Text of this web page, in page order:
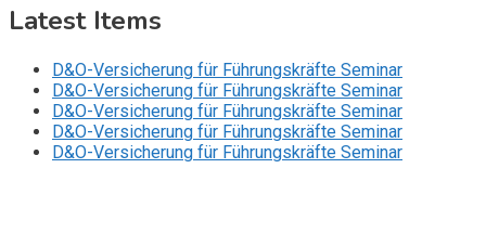
Latest Items
D&O-Versicherung für Führungskräfte Seminar
D&O-Versicherung für Führungskräfte Seminar
D&O-Versicherung für Führungskräfte Seminar
D&O-Versicherung für Führungskräfte Seminar
D&O-Versicherung für Führungskräfte Seminar